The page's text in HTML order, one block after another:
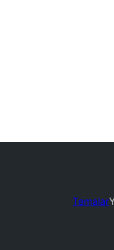
Temalar